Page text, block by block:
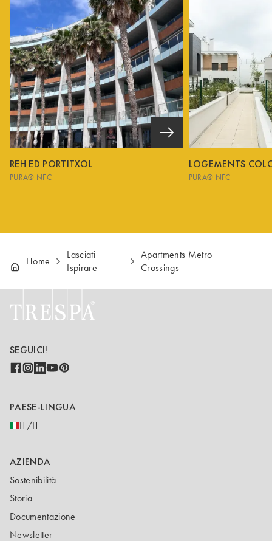
REH ED PORTITXOL
PURA® NFC
LOGEMENTS
PURA® NFC
Home
Lasciati
Ispirare
Apartments Metro
Crossings
SEGUICI!
PAESE-LINGUA
IT/IT
AZIENDA
Sostenibilità
Storia
Documentazione
Newsletter